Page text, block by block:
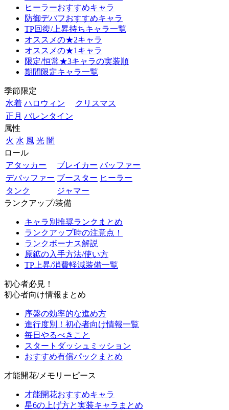
ヒーラーおすすめキャラ
防御デバフおすすめキャラ
TP回復/上昇持ちキャラ一覧
オススメの★2キャラ
オススメの★1キャラ
限定/恒常★3キャラの実装順
期間限定キャラ一覧
季節限定
水着 ハロウィン
クリスマス
正月 バレンタイン
属性
火 水 風 光 闇
ロール
アタッカー
ブレイカー バッファー
デバッファー ブースター ヒーラー
タンク
ジャマー
ランクアップ/装備
キャラ別推奨ランクまとめ
ランクアップ時の注意点！
ランクボーナス解説
原鉱の入手方法/使い方
TP上昇/消費軽減装備一覧
初心者必見！
初心者向け情報まとめ
序盤の効率的な進め方
進行度別！初心者向け情報一覧
毎日やるべきこと
スタートダッシュミッション
おすすめ有償パックまとめ
才能開花/メモリーピース
才能開花おすすめキャラ
星6の上げ方と実装キャラまとめ